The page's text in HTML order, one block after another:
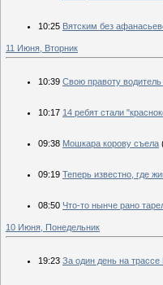
10:25 Вятским без
11 Июня, Вторник
10:39 Свою правоту
10:17 14 ребят стали
09:38 Мошкара корову съела
09:19 Теперь известно, где
08:50 Что-то нынче рано
10 Июня, Понедельник
19:23 За один день на